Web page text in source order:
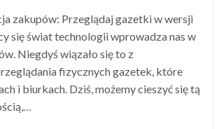
zakupów: Przeglądaj gazetki w wersji
się świat technologii wprowadza nas w
Niegdyś wiązało się to z
fizycznych gazetek, które
i biurkach. Dziś, możemy cieszyć się tą